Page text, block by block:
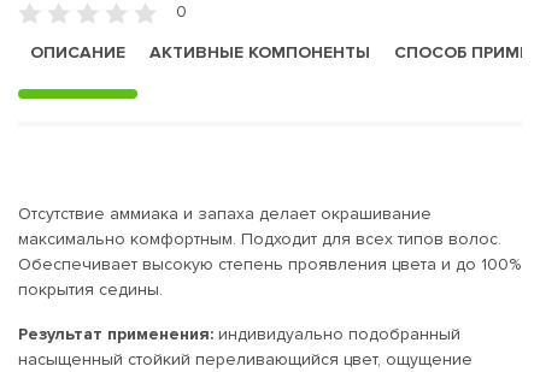
0
ОПИСАНИЕ
АКТИВНЫЕ КОМПОНЕНТЫ СПОСОБ
Отсутствие аммиака и запаха делает окрашивание
максимально комфортным. Подходит для всех типов волос.
Обеспечивает высокую степень проявления цвета и до 100%
покрытия седины.
Результат применения: индивидуально подобранный
насыщенный стойкий переливающийся цвет, ощущение